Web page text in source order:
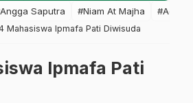
Saputra #Niam At Majha #Admin
Mahasiswa Ipmafa Pati Diwisuda
Ipmafa Pati